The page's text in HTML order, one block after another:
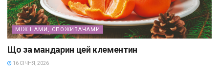
МІЖ НАМИ, СПОЖИВАЧАМИ
Що за мандарин цей клементин
16 СІЧНЯ, 2026